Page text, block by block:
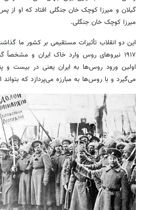
گیلان و میرزا کوچک خان جنگلی افتاد که او از
میرزا کوچک خان جنگلی.
۱۹۱۷ نیروهای روس وارد خاک ایران و
اولین ورود روس‌ها به ایران یعنی در بیست
می‌گیرد و با روس‌ها به مبارزه می‌پردازد که